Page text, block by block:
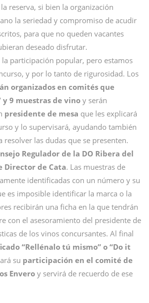
reserva, si bien la organización
la seriedad y compromiso de acudir
para que no queden vacantes
deseado disfrutar.
la participación popular, pero estamos
y por lo tanto de rigurosidad. Los
organizados en comités que
9 muestras de vino y serán
presidente de mesa que les explicará
y lo supervisará, ayudando también
resolver las dudas que se presenten.
Regulador de la DO Ribera del
Director de Cata. Las muestras de
identificadas con un número y su
es imposible identificar la marca o la
recibirán una ficha en la que tendrán
con el asesoramiento del presidente de
de los vinos concursantes. Al final
“Rellénalo tú mismo” o “Do it
su participación en el comité de
Envero y servirá de recuerdo de ese